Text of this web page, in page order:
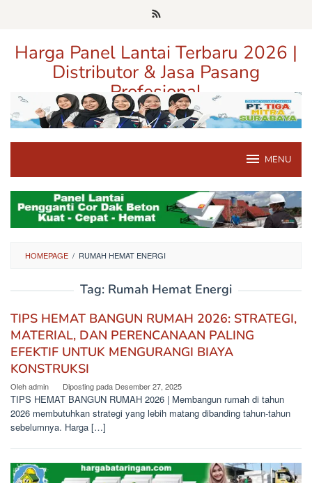
Harga Panel Lantai Terbaru 2026 |
Distributor & Jasa Pasang
Profesional
Pusat Informasi Harga, Distributor, dan Jasa Pasang Panel Lantai
Terpercaya di Jawa Timur
MENU
HOMEPAGE / RUMAH HEMAT ENERGI
Tag: Rumah Hemat Energi
TIPS HEMAT BANGUN RUMAH 2026: STRATEGI,
MATERIAL, DAN PERENCANAAN PALING
EFEKTIF UNTUK MENGURANGI BIAYA
KONSTRUKSI
Olehadmin Diposting pada Desember 27, 2025
TIPS HEMAT BANGUN RUMAH 2026 | Membangun rumah di tahun
2026 membutuhkan strategi yang lebih matang dibanding tahun-tahun
sebelumnya. Harga […]